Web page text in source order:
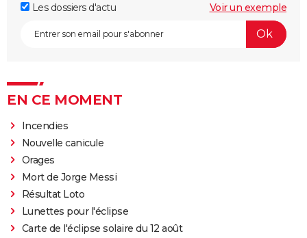
Les dossiers d'actu
Voir un exemple
EN CE MOMENT
Incendies
Nouvelle canicule
Orages
Mort de Jorge Messi
Résultat Loto
Lunettes pour l'éclipse
Carte de l'éclipse solaire du 12 août